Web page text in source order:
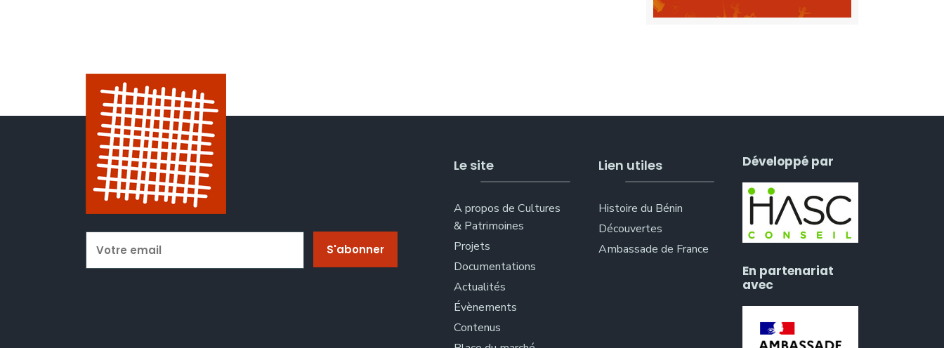
Le site
A propos de Cultures
& Patrimoines
Projets
Documentations
Actualités
Évènements
Contenus
Lien utiles
Histoire du Bénin
Découvertes
Ambassade de France
Développé par
En partenariat
avec